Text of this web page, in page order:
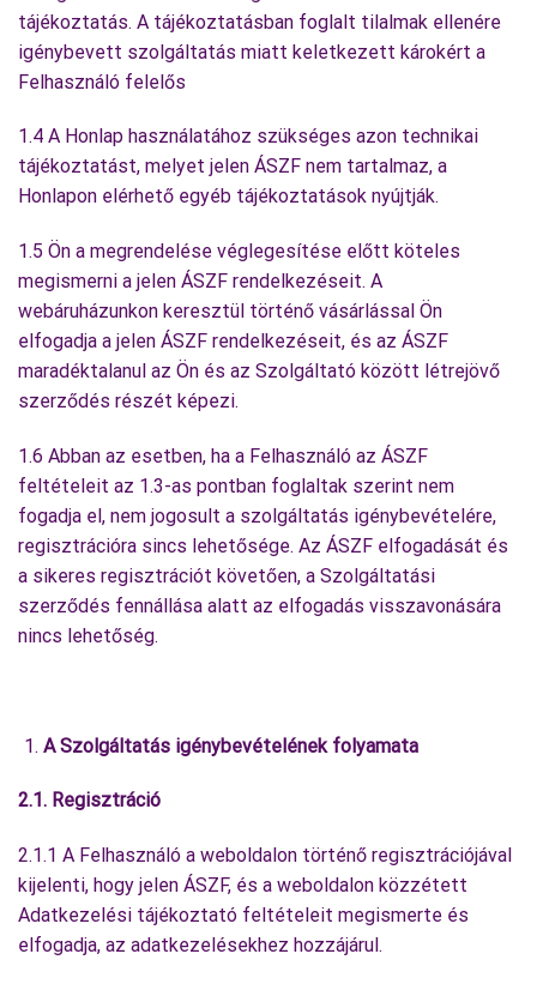
tájékoztatás. A tájékoztatásban foglalt tilalmak ellenére
igénybevett szolgáltatás miatt keletkezett károkért a
Felhasználó felelős
1.4 A Honlap használatához szükséges azon technikai
tájékoztatást, melyet jelen ÁSZF nem tartalmaz, a
Honlapon elérhető egyéb tájékoztatások nyújtják.
1.5 Ön a megrendelése véglegesítése előtt köteles
megismerni a jelen ÁSZF rendelkezéseit. A
webáruházunkon keresztül történő vásárlással Ön
elfogadja a jelen ÁSZF rendelkezéseit, és az ÁSZF
maradéktalanul az Ön és az Szolgáltató között létrejövő
szerződés részét képezi.
1.6 Abban az esetben, ha a Felhasználó az ÁSZF
feltételeit az 1.3-as pontban foglaltak szerint nem
fogadja el, nem jogosult a szolgáltatás igénybevételére,
regisztrációra sincs lehetősége. Az ÁSZF elfogadását és
a sikeres regisztrációt követően, a Szolgáltatási
szerződés fennállása alatt az elfogadás visszavonására
nincs lehetőség.
A Szolgáltatás igénybevételének folyamata
2.1. Regisztráció
2.1.1 A Felhasználó a weboldalon történő regisztrációjával
kijelenti, hogy jelen ÁSZF, és a weboldalon közzétett
Adatkezelési tájékoztató feltételeit megismerte és
elfogadja, az adatkezelésekhez hozzájárul.